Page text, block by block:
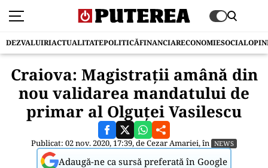
DEZVALUIRIACTUALITATEPOLITICĂFINANCIARECONOMIESOCIAL
Craiova: Magistrații amână din
nou validarea mandatului de
primar al Olguței Vasilescu
Publicat: 02 nov. 2020, 17:39, deCezar Amariei, în NEWS
Adaugă-ne ca sursă preferată în Google